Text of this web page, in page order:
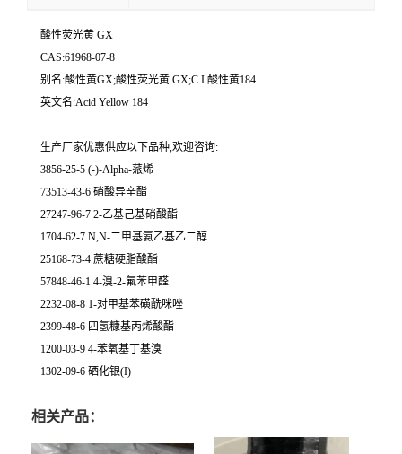
酸性荧光黄 GX
CAS:61968-07-8
别名:酸性黄GX;酸性荧光黄 GX;C.I.酸性黄184
英文名:Acid Yellow 184
生产厂家优惠供应以下品种,欢迎咨询:
3856-25-5 (-)-Alpha-蒎烯
73513-43-6 硝酸异辛酯
27247-96-7 2-乙基己基硝酸酯
1704-62-7 N,N-二甲基氨乙基乙二醇
25168-73-4 蔗糖硬脂酸酯
57848-46-1 4-溴-2-氟苯甲醛
2232-08-8 1-对甲基苯磺酰咪唑
2399-48-6 四氢糠基丙烯酸酯
1200-03-9 4-苯氧基丁基溴
1302-09-6 硒化银(I)
相关产品：